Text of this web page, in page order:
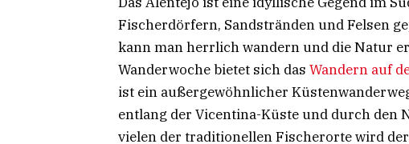
Fischerdörfern, Sandstränden und Felsen
kann man herrlich wandern und die Natur
Wanderwoche bietet sich das Wandern auf
ist ein außergewöhnlicher
entlang der Vicentina-Küste und durch den
vielen der traditionellen Fischerorte wird